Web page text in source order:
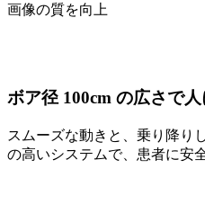
画像の質を向上
ボア径 100cm の広さで
スムーズな動きと、乗り降り
の高いシステムで、患者に安